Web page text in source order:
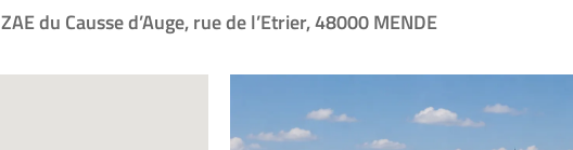
ZAE du Causse d’Auge, rue de l’Etrier, 48000 MENDE